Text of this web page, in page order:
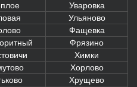
Уваровка
Ульяново
Фащевка
Фрязино
Химки
Хорлово
Хрущево